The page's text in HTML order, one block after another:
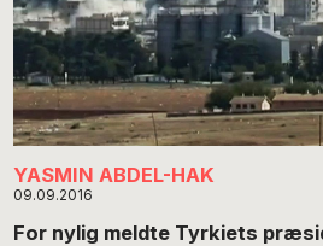
YASMIN ABDEL-HAK
09.09.2016
For nylig meldte Tyrkiets